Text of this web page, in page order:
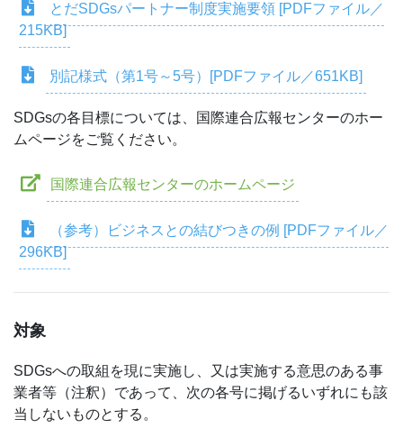
とだSDGsパートナー制度実施要領 [PDFファイル／
215KB]
別記様式（第1号～5号）[PDFファイル／651KB]
SDGsの各目標については、国際連合広報センターのホー
ムページをご覧ください。
国際連合広報センターのホームページ
（参考）ビジネスとの結びつきの例 [PDFファイル／
296KB]
対象
SDGsへの取組を現に実施し、又は実施する意思のある事
業者等（注釈）であって、次の各号に掲げるいずれにも該
当しないものとする。